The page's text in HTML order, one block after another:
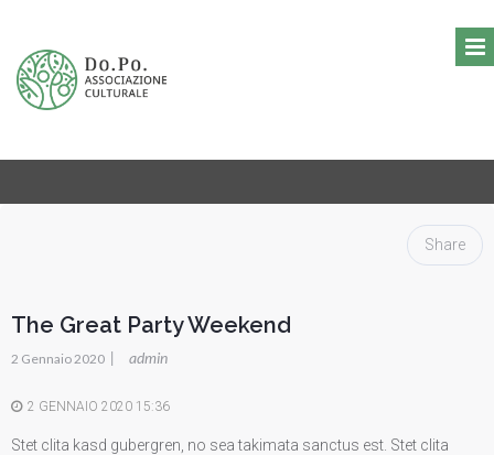
Share
The Great Party Weekend
2 Gennaio 2020 | admin
2 GENNAIO 2020 15:36
Stet clita kasd gubergren, no sea takimata sanctus est. Stet clita